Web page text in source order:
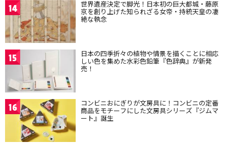
14 世界遺産決定で脚光！日本初の巨大都城・藤原
京を創り上げた知られざる女帝・持統天皇の凄
絶な執念
15 日本の四季折々の植物や情景を描くことに相応
しい色を集めた水彩色鉛筆『色辞典』が新発
売！
16 コンビニおにぎりが文房具に！コンビニの定番
商品をモチーフにした文房具シリーズ『ジムマ
ート』誕生